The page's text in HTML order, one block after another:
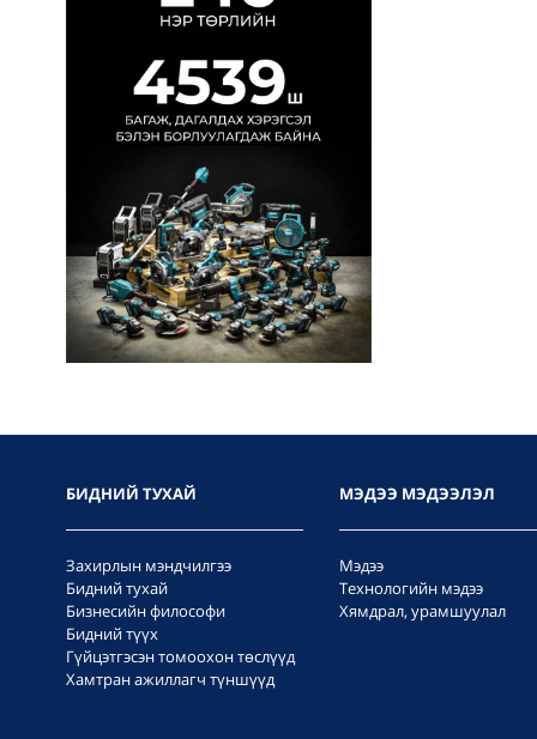
БИДНИЙ ТУХАЙ
Захирлын мэндчилгээ
Бидний тухай
Бизнесийн философи
Бидний түүх
Гүйцэтгэсэн томоохон төслүүд
Хамтран ажиллагч түншүүд
МЭДЭЭ МЭДЭЭЛЭЛ
Мэдээ
Технологийн мэдээ
Хямдрал, урамшуулал